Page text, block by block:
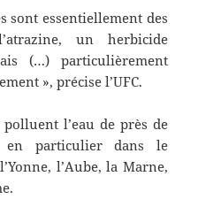
sont essentiellement des
un herbicide
(…) particulièrement
», précise l’UFC.
l’eau de près de
en particulier dans le
l’Aube, la Marne,